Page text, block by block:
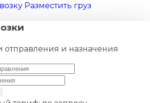
Разместить груз
отправления и назначения